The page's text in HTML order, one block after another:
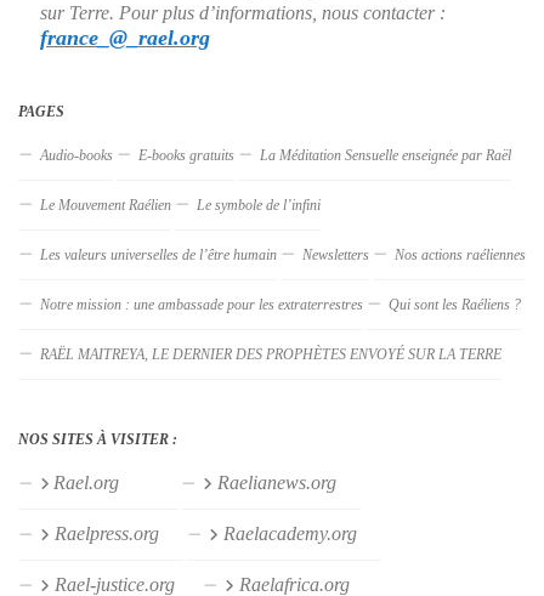
sur Terre. Pour plus d’informations, nous contacter :
france_@_rael.org
PAGES
Audio-books E-books gratuits La Méditation Sensuelle enseignée par Raël
Le Mouvement Raélien Le symbole de l’infini
Les valeurs universelles de l’être humain Newsletters Nos actions raéliennes
Notre mission : une ambassade pour les extraterrestres Qui sont les Raéliens ?
RAËL MAITREYA, LE DERNIER DES PROPHÈTES ENVOYÉ SUR LA TERRE
NOS SITES À VISITER :
Rael.org Raelianews.org
Raelpress.org Raelacademy.org
Rael-justice.org Raelafrica.org